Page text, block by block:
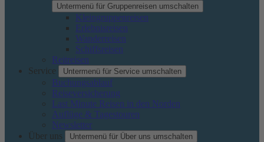
Untermenü für Gruppenreisen umschalten
Kleingruppenreisen
Erlebnisreisen
Wanderreisen
Schiffsreisen
Reitreisen
Service
Untermenü für Service umschalten
Buchungsablauf
Reiseversicherung
Last Minute Reisen in den Norden
Auflüge & Tagestouren
Newsletter
Über uns
Untermenü für Über uns umschalten